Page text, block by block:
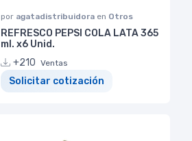
por agatadistribuidora en Otros
REFRESCO PEPSI COLA LATA 365
ml. x6 Unid.
+210 Ventas
Solicitar cotización